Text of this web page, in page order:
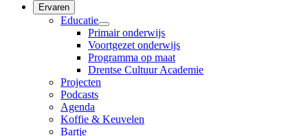
Ervaren
Educatie
Primair onderwijs
Voortgezet onderwijs
Programma op maat
Drentse Cultuur Academie
Projecten
Podcasts
Agenda
Koffie & Keuvelen
Bartje